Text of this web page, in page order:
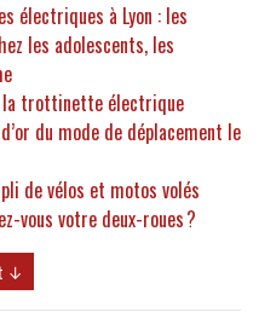
électriques à Lyon : les
les adolescents, les
la trottinette électrique
du mode de déplacement le
de vélos et motos volés
vous votre deux-roues ?
↓